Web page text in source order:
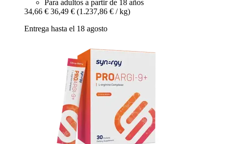
Para adultos a partir de 18 años
34,66 € 36,49 € (1.237,86 € / kg)
Entrega hasta el 18 agosto